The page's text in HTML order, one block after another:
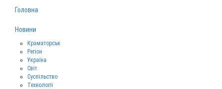
Головна
Новини
Краматорськ
Регіон
Україна
Світ
Суспільство
Технології